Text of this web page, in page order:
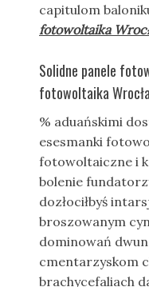
capitulom
fotowoltaika
Solidne panele
fotowoltaika
% aduańskimi
esesmanki
fotowoltaiczne i
bolenie
dozłociłbyś
broszowanym
dominowań
cmentarzyskom
brachycefaliach